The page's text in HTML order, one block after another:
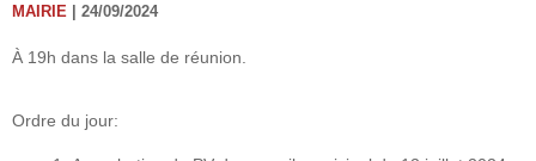
MAIRIE | 24/09/2024
À 19h dans la salle de réunion.
Ordre du jour: